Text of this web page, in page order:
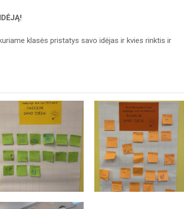
klasės pristatys savo idėjas ir kvies rinktis ir